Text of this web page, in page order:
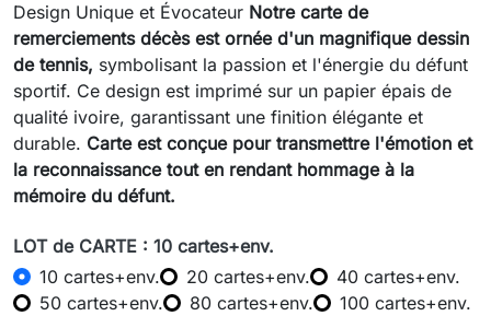
Design Unique et Évocateur Notre carte de
remerciements décès est ornée d'un magnifique dessin
de tennis, symbolisant la passion et l'énergie du défunt
sportif. Ce design est imprimé sur un papier épais de
qualité ivoire, garantissant une finition élégante et
durable. Carte est conçue pour transmettre l'émotion et
la reconnaissance tout en rendant hommage à la
mémoire du défunt.
LOT de CARTE : 10 cartes+env.
10 cartes+env.
20 cartes+env.
40 cartes+env.
50 cartes+env.
80 cartes+env.
100 cartes+env.